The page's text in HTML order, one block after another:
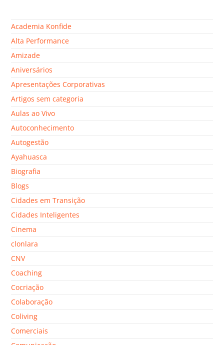
Academia Konfide
Alta Performance
Amizade
Aniversários
Apresentações Corporativas
Artigos sem categoria
Aulas ao Vivo
Autoconhecimento
Autogestão
Ayahuasca
Biografia
Blogs
Cidades em Transição
Cidades Inteligentes
Cinema
clonlara
CNV
Coaching
Cocriação
Colaboração
Coliving
Comerciais